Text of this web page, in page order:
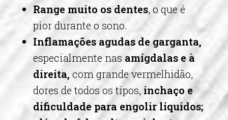
Range muito os dentes, o que é
pior durante o sono.
Inflamações agudas de garganta,
especialmente nas amígdalas e à
direita, com grande vermelhidão,
dores de todos os tipos, inchaço e
dificuldade para engolir líquidos;